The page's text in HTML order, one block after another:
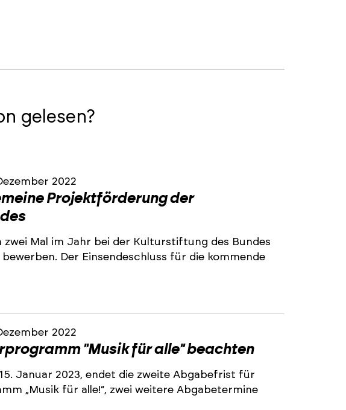
gelesen?
2022
Projektförderung der
Mal im Jahr bei der Kulturstiftung des Bundes
Der Einsendeschluss für die kommende
2022
"Musik für alle" beachten
Januar 2023, endet die zweite Abgabefrist für
„Musik für alle!“, zwei weitere Abgabetermine